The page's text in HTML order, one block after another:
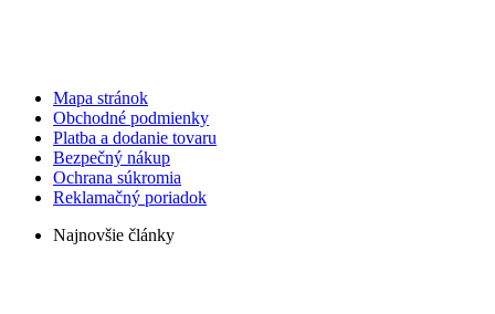
Mapa stránok
Obchodné podmienky
Platba a dodanie tovaru
Bezpečný nákup
Ochrana súkromia
Reklamačný poriadok
Najnovšie články